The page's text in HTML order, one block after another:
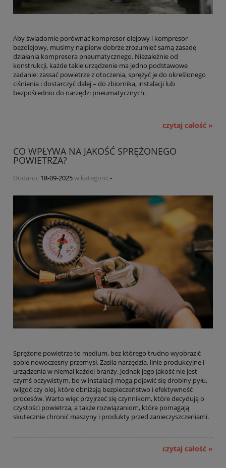
Aby świadomie porównać kompresor olejowy i kompresor
bezolejowy, musimy najpierw dobrze zrozumieć samą zasadę
działania kompresora pneumatycznego. Niezależnie od
konstrukcji, każde takie urządzenie ma jedno podstawowe
zadanie: zassać powietrze z otoczenia, sprężyć je do określonego
ciśnienia i dostarczyć dalej – do zbiornika, instalacji lub
bezpośrednio do narzędzi pneumatycznych.
czytaj całość »
CO WPŁYWA NA JAKOŚĆ SPRĘŻONEGO
POWIETRZA?
Dodano: 18-09-2025w kategorii: -
Sprężone powietrze to medium, bez którego trudno wyobrazić
sobie nowoczesny przemysł. Zasila narzędzia, linie produkcyjne i
urządzenia w niemal każdej branży. Jednak jego jakość nie jest
czymś oczywistym, bo w instalacji mogą pojawić się drobiny pyłu,
wilgoć czy olej, które obniżają bezpieczeństwo i efektywność
procesów. Warto więc przyjrzeć się czynnikom, które decydują o
czystości powietrza, a także rozwiązaniom, które pomagają
skutecznie chronić maszyny i produkty przed zanieczyszczeniami.
czytaj całość »